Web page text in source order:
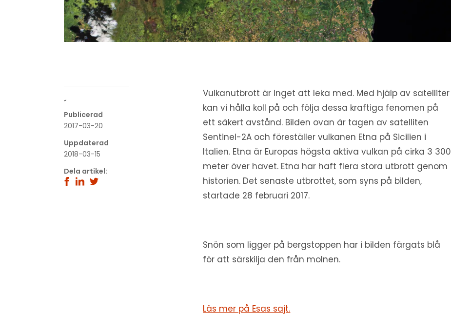
´
Publicerad
2017-03-20
Uppdaterad
2018-03-15
Dela artikel:
Vulkanutbrott är inget att leka med. Med hjälp av satelliter
kan vi hålla koll på och följa dessa kraftiga fenomen på
ett säkert avstånd. Bilden ovan är tagen av satelliten
Sentinel-2A och föreställer vulkanen Etna på Sicilien i
Italien. Etna är Europas högsta aktiva vulkan på cirka 3 300
meter över havet. Etna har haft flera stora utbrott genom
historien. Det senaste utbrottet, som syns på bilden,
startade 28 februari 2017.
Snön som ligger på bergstoppen har i bilden färgats blå
för att särskilja den från molnen.
Läs mer på Esas sajt.